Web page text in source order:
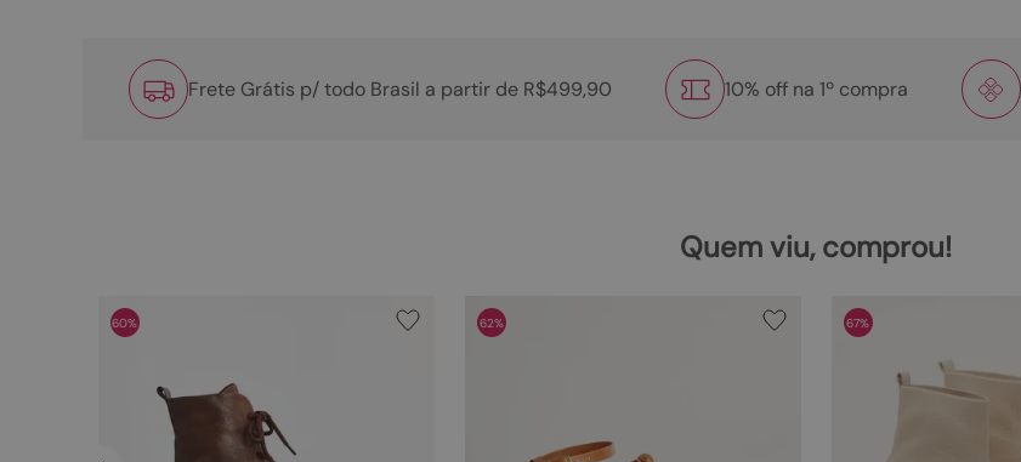
Frete Grátis p/ todo Brasil a partir de R$499,90 10% off na 1º compra
Quem viu, comprou!
60% 62% 67%